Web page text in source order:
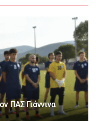
ΠΑΣ Γιάννινα